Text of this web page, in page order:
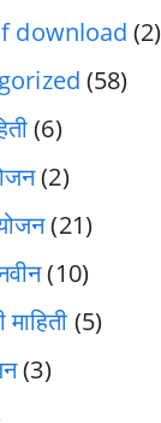
download (2)
(58)
(6)
(2)
(21)
(10)
(5)
(3)